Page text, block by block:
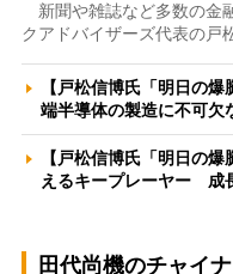
新聞や雑誌など多数の金
クアドバイザーズ代表の戸
【戸松信博氏「明日の
端半導体の製造に不可
【戸松信博氏「明日の
えるキープレーヤー 成
田代尚機のチャイ